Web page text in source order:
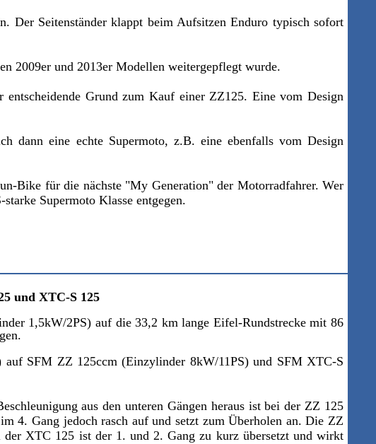
Der Seitenständer klappt beim Aufsitzen Enduro typisch sofort
2009er und 2013er Modellen weitergepflegt wurde.
Grund zum Kauf einer ZZ125. Eine vom Design
dann eine echte Supermoto, z.B. eine ebenfalls vom Design
Bike für die nächste "My Generation"der Motorradfahrer. Wer
Supermoto Klasse entgegen.
und XTC-S 125
1,5kW/2PS) auf die 33,2 km lange Eifel-Rundstreckemit 86
auf SFM ZZ 125ccm (Einzylinder 8kW/11PS) und SFM XTC-S
aus den unteren Gängen heraus ist bei der ZZ 125
4. Gang jedoch rasch auf und setzt zum Überholen an. Die ZZ
der XTC 125 ist der 1. und 2. Gang zu kurz übersetzt und wirkt